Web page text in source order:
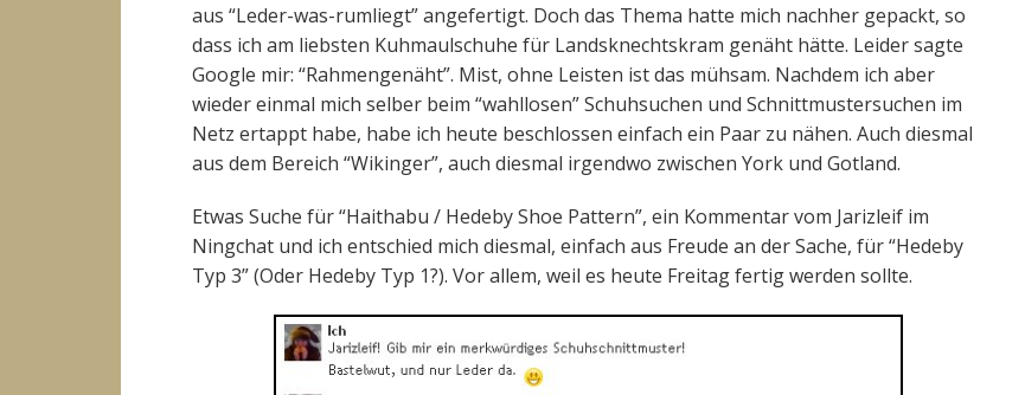
aus “Leder-was-rumliegt” angefertigt. Doch das Thema hatte mich nachher gepackt, so
dass ich am liebsten Kuhmaulschuhe für Landsknechtskram genäht hätte. Leider sagte
Google mir: “Rahmengenäht”. Mist, ohne Leisten ist das mühsam. Nachdem ich aber
wieder einmal mich selber beim “wahllosen” Schuhsuchen und Schnittmustersuchen im
Netz ertappt habe, habe ich heute beschlossen einfach ein Paar zu nähen. Auch diesmal
aus dem Bereich “Wikinger”, auch diesmal irgendwo zwischen York und Gotland.
Etwas Suche für “Haithabu / Hedeby Shoe Pattern”, ein Kommentar vom Jarizleif im
Ningchat und ich entschied mich diesmal, einfach aus Freude an der Sache, für “Hedeby
Typ 3” (Oder Hedeby Typ 1?). Vor allem, weil es heute Freitag fertig werden sollte.